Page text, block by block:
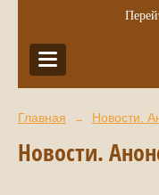
Главная → Новости.
Новости.